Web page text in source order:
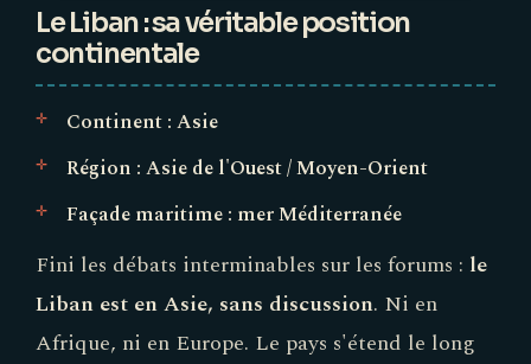
Le Liban : sa véritable position
continentale
Continent : Asie
Région : Asie de l'Ouest / Moyen-Orient
Façade maritime : mer Méditerranée
Fini les débats interminables sur les forums : le
Liban est en Asie, sans discussion. Ni en
Afrique, ni en Europe. Le pays s'étend le long